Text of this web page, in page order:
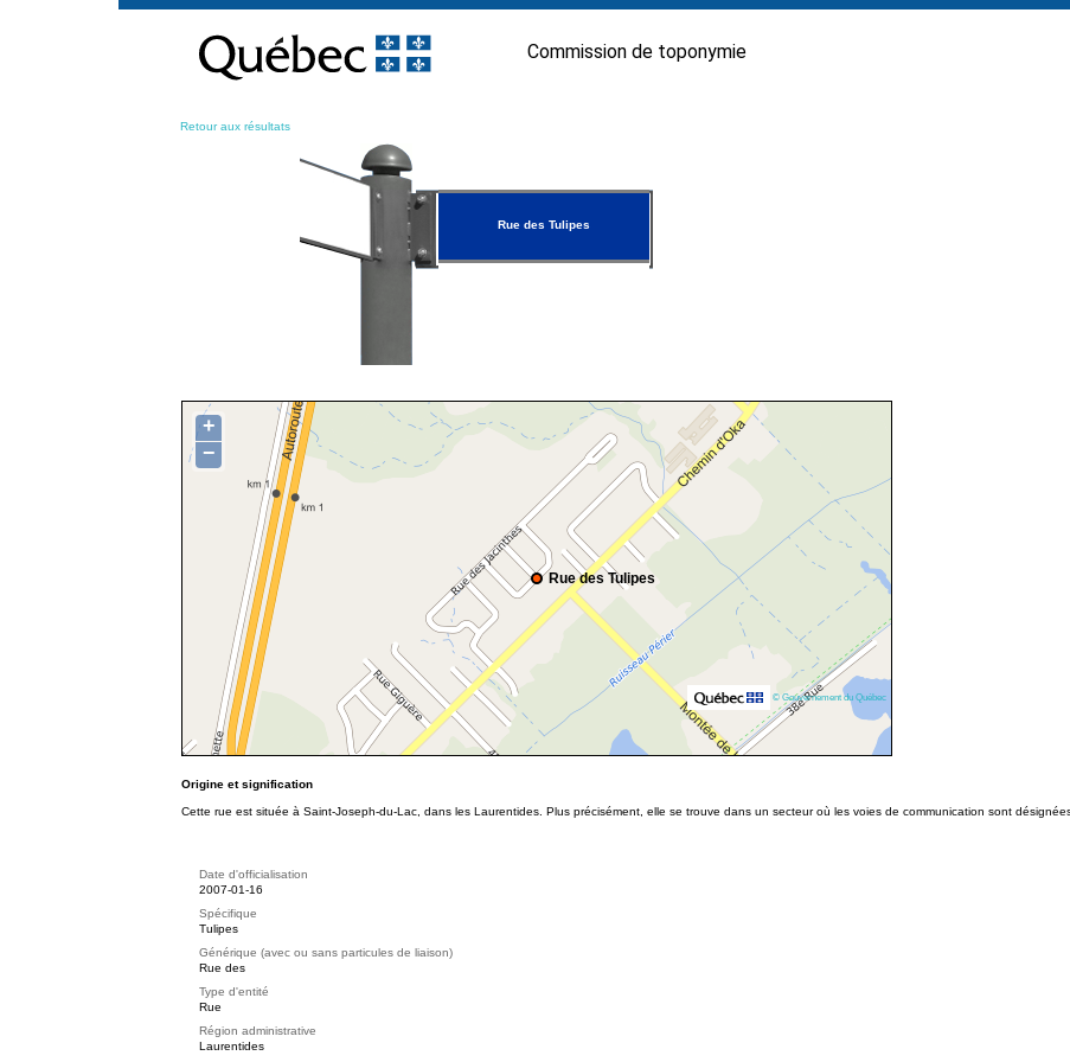
contenu
Commission de toponymie
Retour aux résultats
Rue des Tulipes
Rue des Tulipes
+
−
© Gouvernement du Québec
Origine et signification
Cette rue est située à Saint-Joseph-du-Lac, dans les Laurentides. Plus précisément, elle se trouve dans un secteur où les voies de communication sont
Date d'officialisation
2007-01-16
Spécifique
Tulipes
Générique (avec ou sans particules de liaison)
Rue des
Type d'entité
Rue
Région administrative
Laurentides